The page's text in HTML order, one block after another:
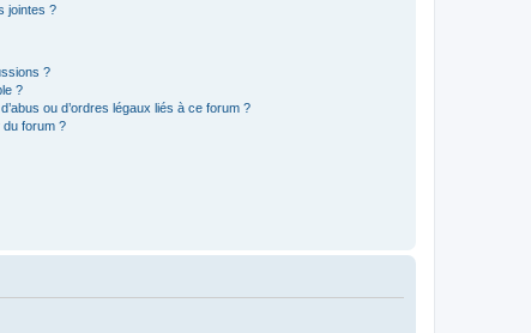
jointes ?
?
?
ou d’ordres légaux liés à ce forum ?
du forum ?